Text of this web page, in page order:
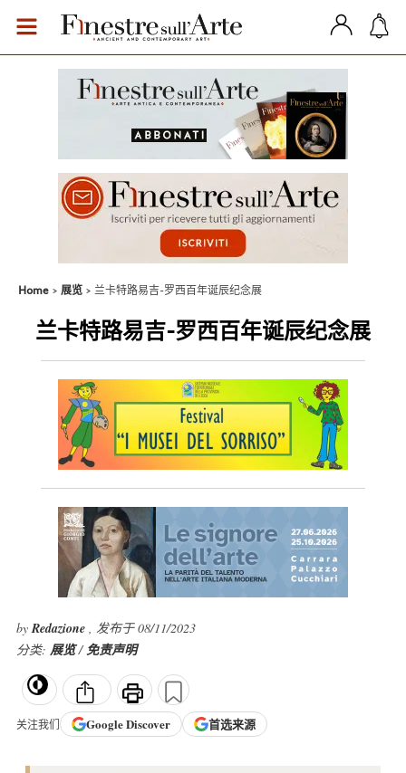
Home 展览 兰卡特路易吉-罗西百年诞辰纪念展
兰卡特路易吉-罗西百年诞辰纪念展
byRedazione , 发布于 08/11/2023
分类: 展览/免责声明
关注我们 GoogleDiscover 首选来源